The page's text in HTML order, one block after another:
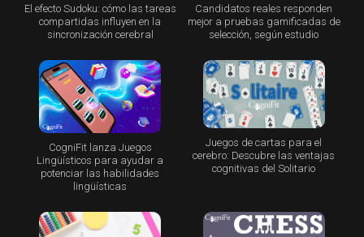
El efecto Sudoku: cómo las tareas
compartidas influyen en la
sincronización cerebral
Candidatos reales responden
mejor a pruebas gamificadas de
selección, según estudio
CogniFit lanza Juegos
Lingüísticos para ayudar a
potenciar las habilidades
lingüísticas
Juegos de cartas para el
cerebro: Descubre las ventajas
cognitivas del Solitario